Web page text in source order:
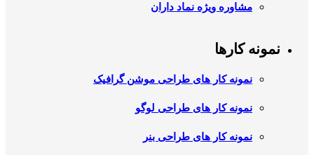
مشاوره ویژه نماد داران
نمونه کارها
نمونه کار های طراحی موشن گرافیک
نمونه کار های طراحی لوگو
نمونه کار های طراحی بنر